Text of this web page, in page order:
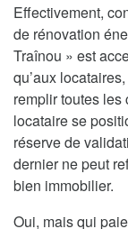
Effectivement,
de rénovation
Traînou » est
qu’aux
remplir toutes les
locataire se
réserve de
dernier ne peut
bien immobilier.
Oui, mais qui